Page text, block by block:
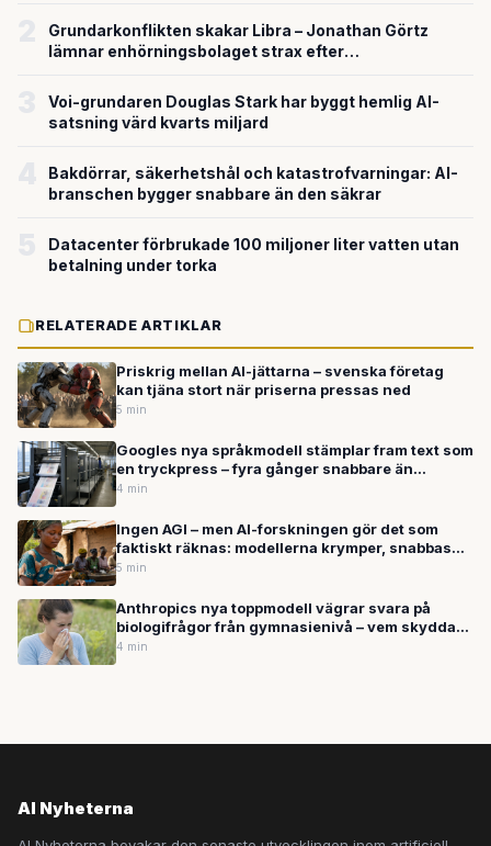
Grundarkonflikten skakar Libra – Jonathan Görtz
lämnar enhörningsbolaget strax efter
Voi-grundaren Douglas Stark har byggt hemlig AI-
satsning värd kvarts miljard
Bakdörrar, säkerhetshål och katastrofvarningar: AI-
branschen bygger snabbare än den säkrar
Datacenter förbrukade 100 miljoner liter vatten utan
betalning under torka
RELATERADE ARTIKLAR
Priskrig mellan AI-jättarna – svenska företag
kan tjäna stort när priserna pressas ned
5 min
Googles nya språkmodell stämplar fram text som
en tryckpress – fyra gånger snabbare än
konkurrenterna
4 min
Ingen AGI – men AI-forskningen gör det som
faktiskt räknas: modellerna krymper, snabbas
upp och sprids ut från datacentren
5 min
Anthropics nya toppmodell vägrar svara på
biologifrågor från gymnasienivå – vem skyddas
egentligen?
4 min
AI Nyheterna